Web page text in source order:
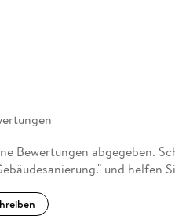
Bewertungen abgegeben.
und helfen